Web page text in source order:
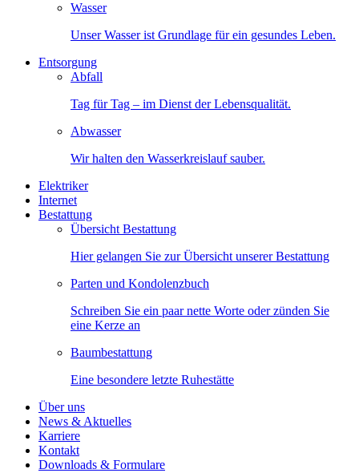
Wasser
Unser Wasser ist Grundlage für ein gesundes Leben.
Entsorgung
Abfall
Tag für Tag – im Dienst der Lebensqualität.
Abwasser
Wir halten den Wasserkreislauf sauber.
Elektriker
Internet
Bestattung
Übersicht Bestattung
Hier gelangen Sie zur Übersicht unserer Bestattung
Parten und Kondolenzbuch
Schreiben Sie ein paar nette Worte oder zünden Sie
eine Kerze an
Baumbestattung
Eine besondere letzte Ruhestätte
Über uns
News & Aktuelles
Karriere
Kontakt
Downloads & Formulare